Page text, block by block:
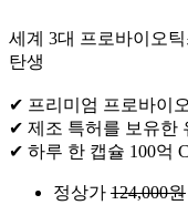
세계 3대 프로바이오
탄생
✔ 프리미엄 프로바이
✔ 제조 특허를 보유한
✔ 하루 한 캡슐 100억
정상가 124,000원